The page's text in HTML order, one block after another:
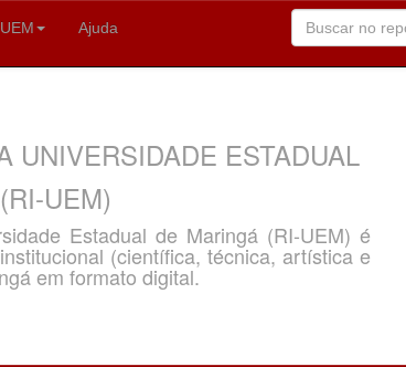
Ajuda
UNIVERSIDADE ESTADUAL
UEM)
Estadual de Maringá (RI-UEM) é
(científica, técnica, artística e
em formato digital.